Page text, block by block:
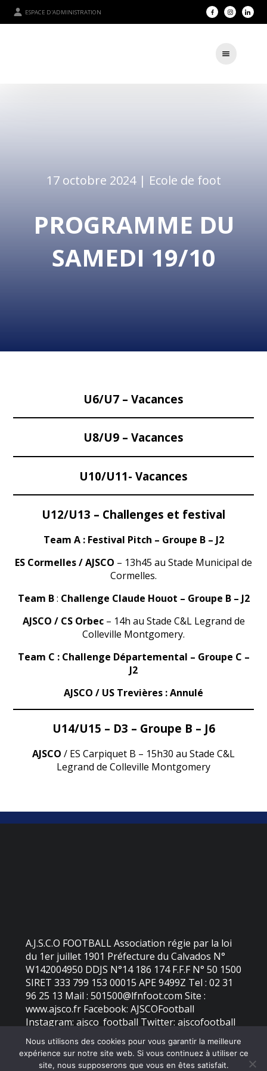
ESPACE D'ADMINISTRATION
17 octobre 2024 | Ecole de foot
PROGRAMME DU
SAMEDI 19/10
U6/U7 – Vacances
U8/U9 – Vacances
U10/U11- Vacances
U12/U13 – Challenges et festival
Team A : Festival Pitch – Groupe B – J2
ES Cormelles / AJSCO – 13h45 au Stade Municipal de
Cormelles.
Team B: Challenge Claude Houot – Groupe B – J2
AJSCO / CS Orbec– 14h au Stade C&L Legrand de
Colleville Montgomery.
Team C : Challenge Départemental – Groupe C –
J2
AJSCO / US Trevières : Annulé
U14/U15 – D3 – Groupe B – J6
AJSCO / ES Carpiquet B – 15h30 au Stade C&L
Legrand de Colleville Montgomery
A.J.S.C.O FOOTBALL Association régie par la loi
du 1er juillet 1901 Préfecture du Calvados N°
W142004950 DDJS N°14 186 174 F.F.F N° 50 1500
SIRET 333 799 153 00015 APE 9499Z Tel : 02 31
96 25 13 Mail : 501500@lfnfoot.com Site :
www.ajsco.fr Facebook: AJSCOFootball
Instagram: ajsco_football Twitter: ajscofootball
2026 - AJS Colleville Ouistreham | Site internet réalisé par
Nous utilisons des cookies pour vous garantir la meilleure
expérience sur notre site web. Si vous continuez à utiliser ce
site, nous supposerons que vous en êtes satisfait.